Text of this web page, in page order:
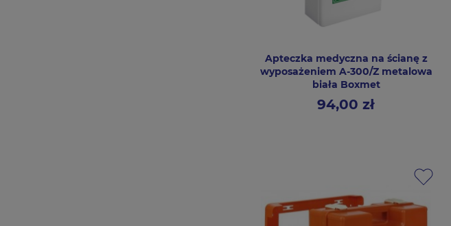
Apteczka medyczna na ścianę z
wyposażeniem A-300/Z metalowa
biała Boxmet
Cena
94,00 zł